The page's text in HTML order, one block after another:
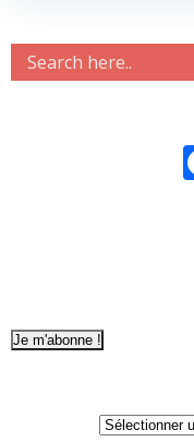
Se